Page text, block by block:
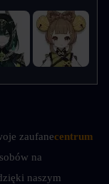
zaufanecentrum
na
naszym